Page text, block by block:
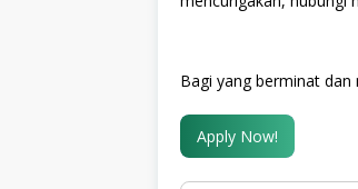
Bagi yang berminat dan
Apply Now!